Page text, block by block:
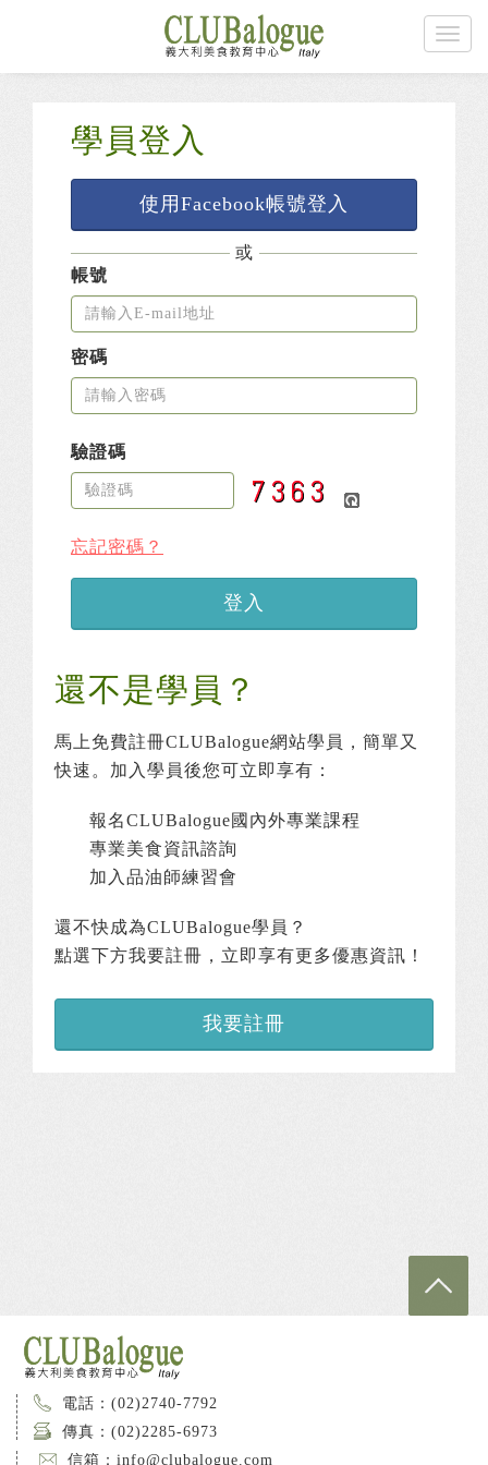
學員登入
使用Facebook帳號登入
或
帳號
密碼
驗證碼
忘記密碼？
登入
還不是學員？
馬上免費註冊CLUBalogue網站學員，簡單又
快速。加入學員後您可立即享有：
報名CLUBalogue國內外專業課程
專業美食資訊諮詢
加入品油師練習會
還不快成為CLUBalogue學員？
點選下方我要註冊，立即享有更多優惠資訊！
我要註冊
電話：(02)2740-7792
傳真：(02)2285-6973
信箱：info@clubalogue.com